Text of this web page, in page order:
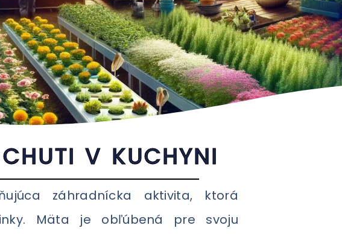
V KUCHYNI
záhradnícka aktivita, ktorá
Mäta je obľúbená pre svoju